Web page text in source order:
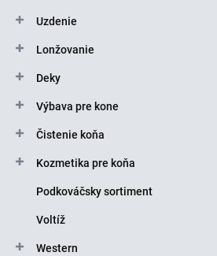
Uzdenie
Lonžovanie
Deky
Výbava pre kone
Čistenie koňa
Kozmetika pre koňa
Podkováčsky sortiment
Voltíž
Western